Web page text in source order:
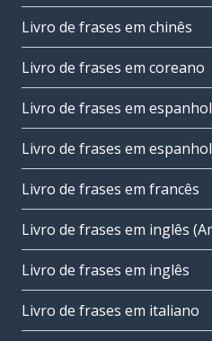
Livro de frases em chinês
Livro de frases em coreano
Livro de frases em
Livro de frases em espanhol
Livro de frases em francês
Livro de frases em inglês
Livro de frases em inglês
Livro de frases em italiano